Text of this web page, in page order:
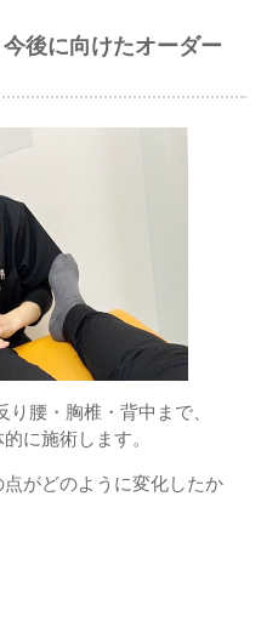
後に向けたオーダー
腰・胸椎・背中まで、
に施術します。
がどのように変化したか